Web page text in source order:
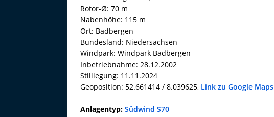
Rotor-Ø: 70 m
Nabenhöhe: 115 m
Ort: Badbergen
Bundesland: Niedersachsen
Windpark: Windpark Badbergen
Inbetriebnahme: 28.12.2002
Stilllegung: 11.11.2024
Geoposition: 52.661414 / 8.039625, Link zu Google Maps
Anlagentyp: Südwind S70